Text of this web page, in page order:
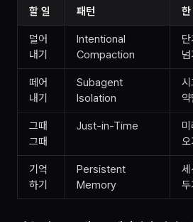
할 일 패턴
덜어
내기
Intentional
Compaction
넘
떼어
내기
Subagent
Isolation
약
그때
그때
Just-in-Time
오
기억
하기
Persistent
Memory
세
두